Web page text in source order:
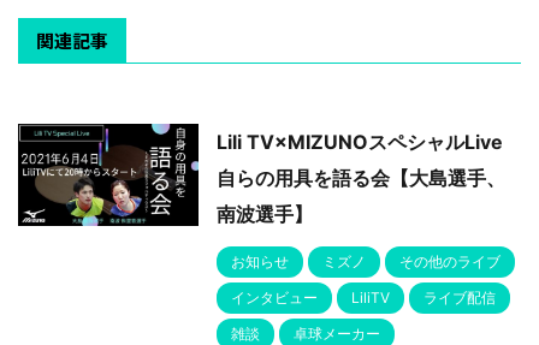
関連記事
Lili TV×MIZUNOスペシャルLive
自らの用具を語る会【大島選手、
南波選手】
お知らせ ミズノ
その他のライブ
インタビュー
LiliTV
ライブ配信
雑談
卓球メーカー